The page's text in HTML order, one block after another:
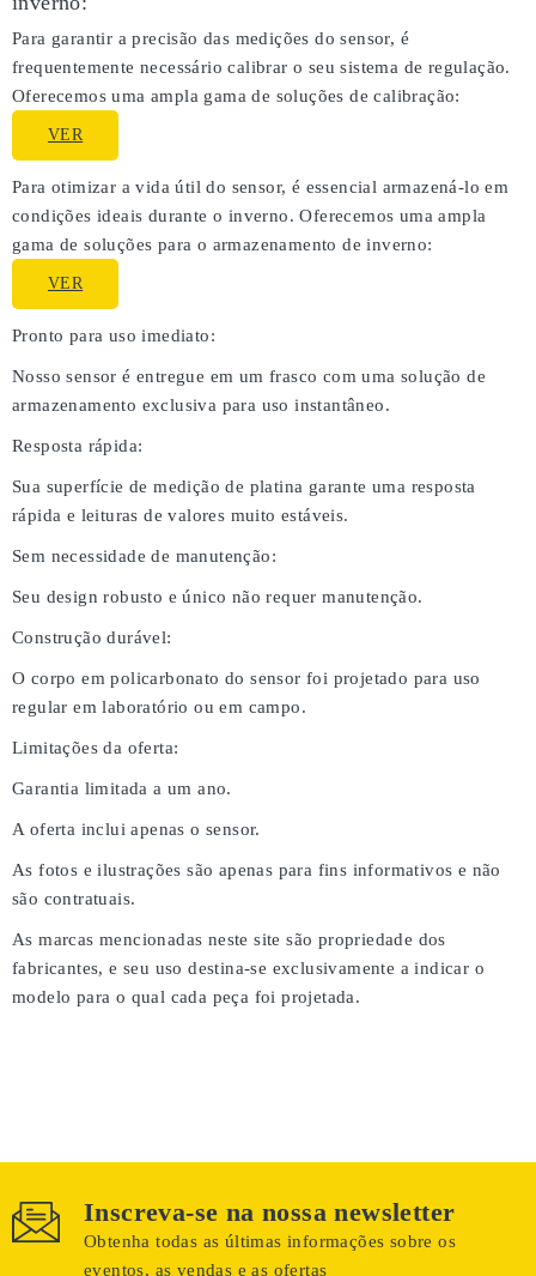
Para garantir a precisão das medições do sensor, é
frequentemente necessário calibrar o seu sistema de regulação.
Oferecemos uma ampla gama de soluções de calibração:
VER
Para otimizar a vida útil do sensor, é essencial armazená-lo em
condições ideais durante o inverno. Oferecemos uma ampla
gama de soluções para o armazenamento de inverno:
VER
Pronto para uso imediato:
Nosso sensor é entregue em um frasco com uma solução de
armazenamento exclusiva para uso instantâneo.
Resposta rápida:
Sua superfície de medição de platina garante uma resposta
rápida e leituras de valores muito estáveis.
Sem necessidade de manutenção:
Seu design robusto e único não requer manutenção.
Construção durável:
O corpo em policarbonato do sensor foi projetado para uso
regular em laboratório ou em campo.
Limitações da oferta:
Garantia limitada a um ano.
A oferta inclui apenas o sensor.
As fotos e ilustrações são apenas para fins informativos e não
são contratuais.
As marcas mencionadas neste site são propriedade dos
fabricantes, e seu uso destina-se exclusivamente a indicar o
modelo para o qual cada peça foi projetada.
Inscreva-se na nossa newsletter
Obtenha todas as últimas informações sobre os
eventos, as vendas e as ofertas